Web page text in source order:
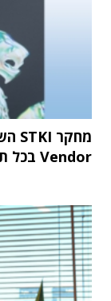
Vendor בכל תחומי שוק ה-IT